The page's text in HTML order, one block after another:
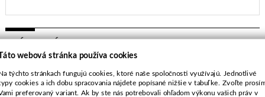
PRÍBUZNÝ TOVAR
Žací nôž
3Z/255/20,0mm/1,4mm
webová stránka používa cookies
týchto stránkach fungujú cookies, ktoré naše spoločnosti využívajú. Jednotlivé
cookies a ich dobu spracovania nájdete popísané nižšie v tabuľke. Zvoľte
preferovaný variant. Ak by ste nás potrebovali ohľadom výkonu vašich práv v